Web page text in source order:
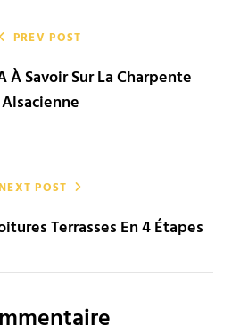
PREV POST
À Savoir Sur La Charpente
Alsacienne
POST
Terrasses En 4 Étapes